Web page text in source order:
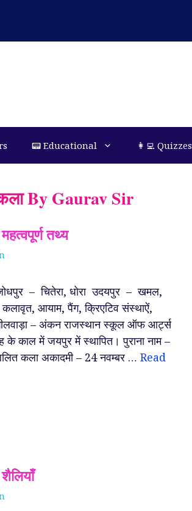
📟 Educational 👩‍💻 Quizzes
By Gaurav Sir
तथ्य
– चितेरा, धोरा उदयपुर – खमल,
आयाम, पैंग, क्रिएटिव संस्थाऐं,
– अंकन राजस्थान स्कूल ऑफ आर्ट्स
के काल में जयपुर में स्थापित। पुराना नाम –
कला अकादमी – 24 नवम्बर … Read